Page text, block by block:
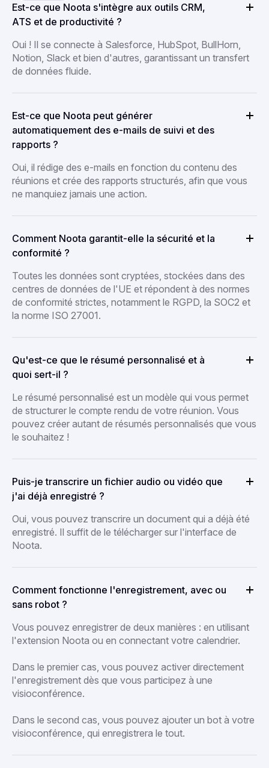
Est-ce que Noota s'intègre aux outils CRM,
ATS et de productivité ?
Oui ! Il se connecte à Salesforce, HubSpot, BullHorn,
Notion, Slack et bien d'autres, garantissant un transfert
de données fluide.
Est-ce que Noota peut générer
automatiquement des e-mails de suivi et des
rapports ?
Oui, il rédige des e-mails en fonction du contenu des
réunions et crée des rapports structurés, afin que vous
ne manquiez jamais une action.
Comment Noota garantit-elle la sécurité et la
conformité ?
Toutes les données sont cryptées, stockées dans des
centres de données de l'UE et répondent à des normes
de conformité strictes, notamment le RGPD, la SOC2 et
la norme ISO 27001.
Qu'est-ce que le résumé personnalisé et à
quoi sert-il ?
Le résumé personnalisé est un modèle qui vous permet
de structurer le compte rendu de votre réunion. Vous
pouvez créer autant de résumés personnalisés que vous
le souhaitez !
Puis-je transcrire un fichier audio ou vidéo que
j'ai déjà enregistré ?
Oui, vous pouvez transcrire un document qui a déjà été
enregistré. Il suffit de le télécharger sur l'interface de
Noota.
Comment fonctionne l'enregistrement, avec ou
sans robot ?
Vous pouvez enregistrer de deux manières : en utilisant
l'extension Noota ou en connectant votre calendrier.
Dans le premier cas, vous pouvez activer directement
l'enregistrement dès que vous participez à une
visioconférence.
Dans le second cas, vous pouvez ajouter un bot à votre
visioconférence, qui enregistrera le tout.